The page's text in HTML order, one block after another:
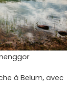
à Belum, avec